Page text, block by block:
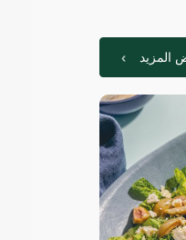
المزيد